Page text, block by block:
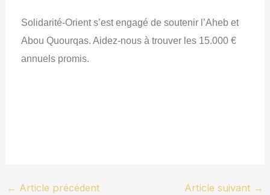
Solidarité-Orient s’est engagé de soutenir l’Aheb et
Abou Quourqas. Aidez-nous à trouver les 15.000 €
annuels promis.
← Article précédent Article suivant →